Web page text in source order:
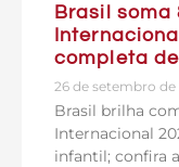
Brasil soma
completa
26 de setembro de
Brasil brilha
Internacional
infantil; confira